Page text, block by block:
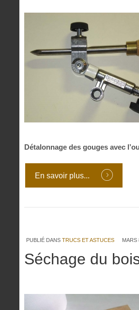
Détalonnage des gouges avec
En savoir plus...
PUBLIÉ DANS TRUCS ET ASTUCES MARS
Séchage du